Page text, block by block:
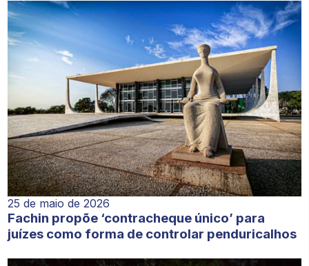
25 de maio de 2026
Fachin propõe ‘contracheque único’ para
juízes como forma de controlar penduricalhos